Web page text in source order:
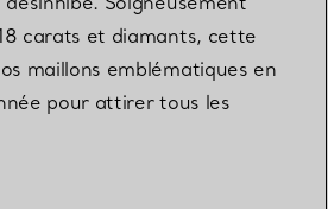
carats et diamants, cette
maillons emblématiques en
pour attirer tous les